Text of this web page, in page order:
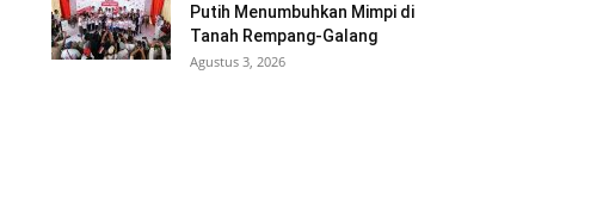
Putih Menumbuhkan Mimpi di
Tanah Rempang-Galang
Agustus 3, 2026